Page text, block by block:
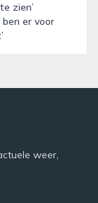
zien’
er voor
weer,